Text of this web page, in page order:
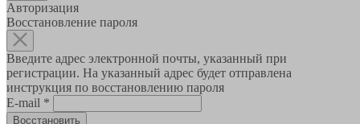
Авторизация
Восстановление пароля
Введите адрес электронной почты, указанный при
регистрации. На указанный адрес будет отправлена
инструкция по восстановлению пароля
E-mail *